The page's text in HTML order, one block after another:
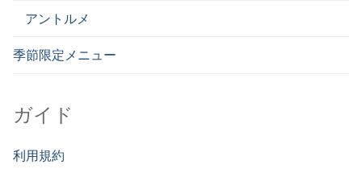
アントルメ
季節限定メニュー
ガイド
利用規約